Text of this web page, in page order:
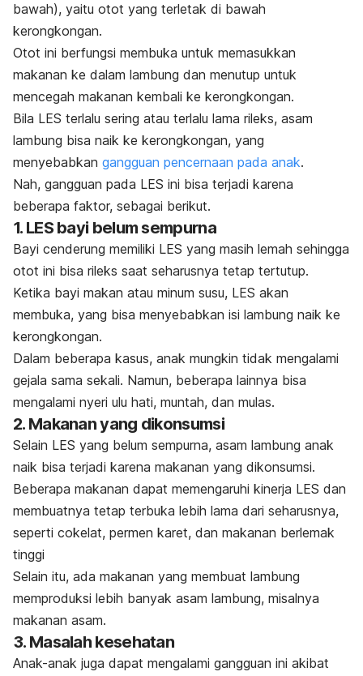
bawah), yaitu otot yang terletak di bawah
kerongkongan.
Otot ini berfungsi membuka untuk memasukkan
makanan ke dalam lambung dan menutup untuk
mencegah makanan kembali ke kerongkongan.
Bila LES terlalu sering atau terlalu lama rileks, asam
lambung bisa naik ke kerongkongan, yang
menyebabkan gangguan pencernaan pada anak.
Nah, gangguan pada LES ini bisa terjadi karena
beberapa faktor, sebagai berikut.
1. LES bayi belum sempurna
Bayi cenderung memiliki LES yang masih lemah sehingga
otot ini bisa rileks saat seharusnya tetap tertutup.
Ketika bayi makan atau minum susu, LES akan
membuka, yang bisa menyebabkan isi lambung naik ke
kerongkongan.
Dalam beberapa kasus, anak mungkin tidak mengalami
gejala sama sekali. Namun, beberapa lainnya bisa
mengalami nyeri ulu hati, muntah, dan mulas.
2. Makanan yang dikonsumsi
Selain LES yang belum sempurna, asam lambung anak
naik bisa terjadi karena makanan yang dikonsumsi.
Beberapa makanan dapat memengaruhi kinerja LES dan
membuatnya tetap terbuka lebih lama dari seharusnya,
seperti cokelat, permen karet, dan makanan berlemak
tinggi
Selain itu, ada makanan yang membuat lambung
memproduksi lebih banyak asam lambung, misalnya
makanan asam.
3. Masalah kesehatan
Anak-anak juga dapat mengalami gangguan ini akibat